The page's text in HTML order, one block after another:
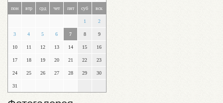
пон втр срд чет пят суб вск
1 2
3 4 5 6 7 8 9
10 11 12 13 14 15 16
17 18 19 20 21 22 23
24 25 26 27 28 29 30
31